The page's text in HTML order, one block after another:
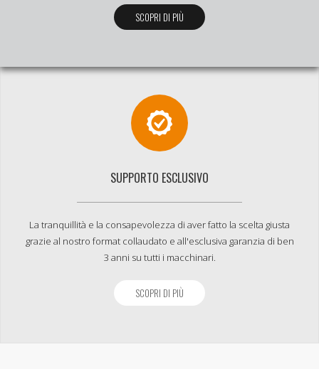
SCOPRI DI PIÙ
SUPPORTO ESCLUSIVO
La tranquillità e la consapevolezza di aver fatto la scelta giusta
grazie al nostro format collaudato e all'esclusiva garanzia di ben
3 anni su tutti i macchinari.
SCOPRI DI PIÙ